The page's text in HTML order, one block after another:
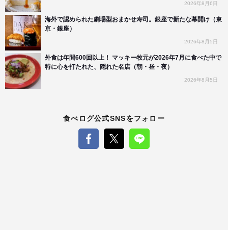
2026年8月6日
海外で認められた劇場型おまかせ寿司。銀座で新たな幕開け（東
京・銀座）
2026年8月5日
外食は年間600回以上！ マッキー牧元が2026年7月に食べた中で
特に心を打たれた、隠れた名店（朝・昼・夜）
2026年8月5日
食べログ公式SNSをフォロー